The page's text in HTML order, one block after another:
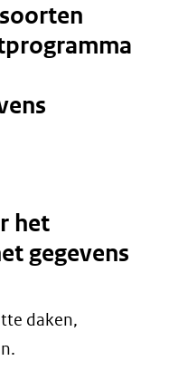
het
gegevens
daken,